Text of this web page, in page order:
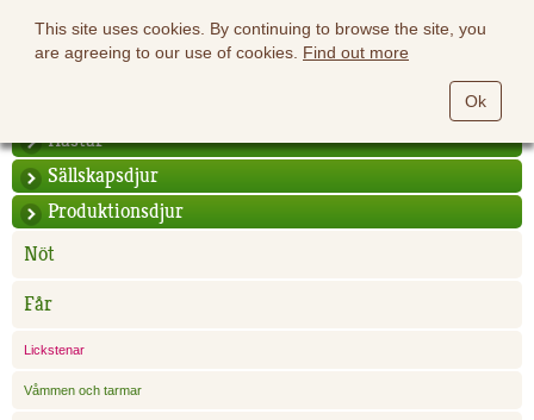
This site uses cookies. By continuing to browse the site, you
are agreeing to our use of cookies. Find out more
Ok
Hästar
Sällskapsdjur
Produktionsdjur
Nöt
Får
Lickstenar
Våmmen och tarmar